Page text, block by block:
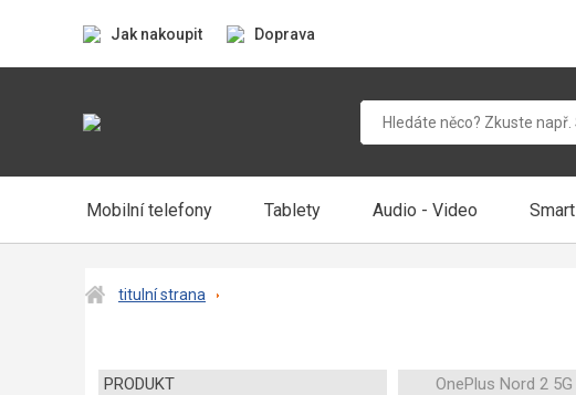
Jak nakoupit Doprava
Mobilní telefony Tablety Audio - Video Smart
titulní strana
PRODUKT OnePlus Nord 2 5G